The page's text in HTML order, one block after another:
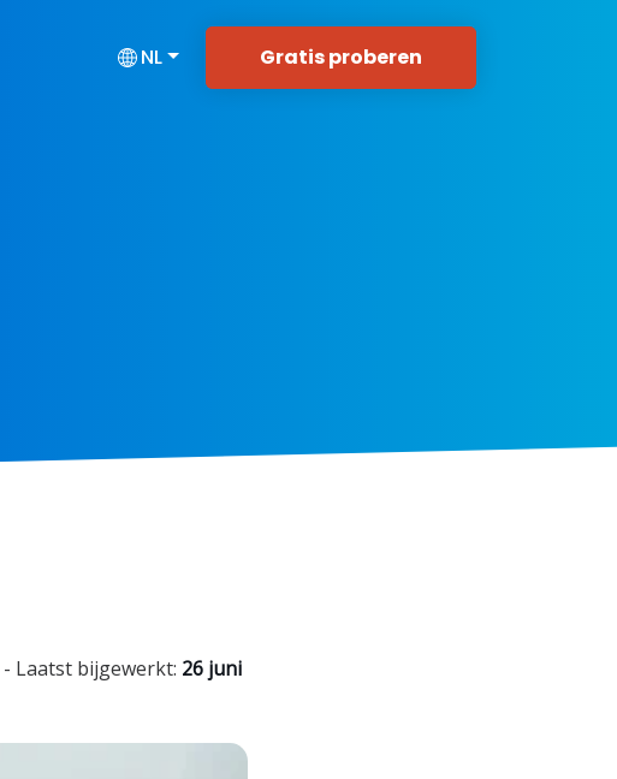
NL Gratis proberen
- Laatst bijgewerkt: 26 juni